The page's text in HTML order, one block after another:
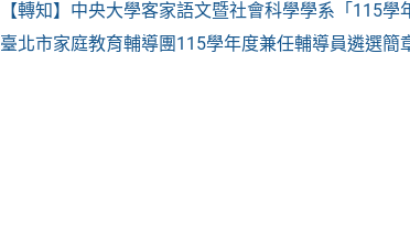
【轉知】中央大學客家語文暨社會科學學系「115學
臺北市家庭教育輔導團115學年度兼任輔導員遴選簡